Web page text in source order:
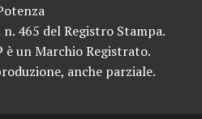
465 del Registro Stampa.
è un Marchio Registrato.
anche parziale.